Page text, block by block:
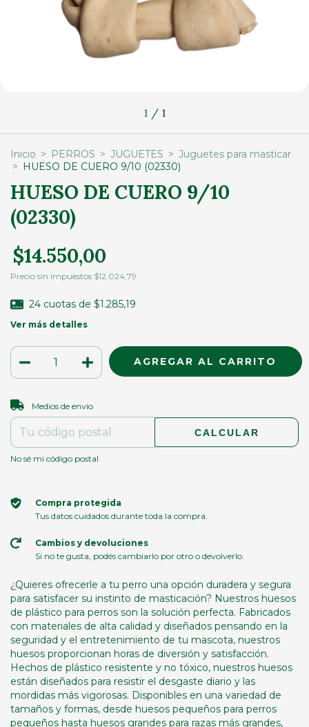
1 / 1
Inicio > PERROS > JUGUETES > Juguetes para masticar
> HUESO DE CUERO 9/10 (02330)
HUESO DE CUERO 9/10
(02330)
$14.550,00
Precio sin impuestos $12.024,79
24 cuotas de $1.285,19
Ver más detalles
Entregas para el CP:
Medios de envío
CALCULAR
No sé mi código postal
Compra protegida
Tus datos cuidados durante toda la compra.
Cambios y devoluciones
Si no te gusta, podés cambiarlo por otro o devolverlo.
¿Quieres ofrecerle a tu perro una opción duradera y segura
para satisfacer su instinto de masticación? Nuestros huesos
de plástico para perros son la solución perfecta. Fabricados
con materiales de alta calidad y diseñados pensando en la
seguridad y el entretenimiento de tu mascota, nuestros
huesos proporcionan horas de diversión y satisfacción.
Hechos de plástico resistente y no tóxico, nuestros huesos
están diseñados para resistir el desgaste diario y las
mordidas más vigorosas. Disponibles en una variedad de
tamaños y formas, desde huesos pequeños para perros
pequeños hasta huesos grandes para razas más grandes,